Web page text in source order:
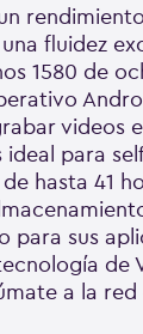
fluidez
1580 de
videos
para
hasta 41
para sus
de
a la